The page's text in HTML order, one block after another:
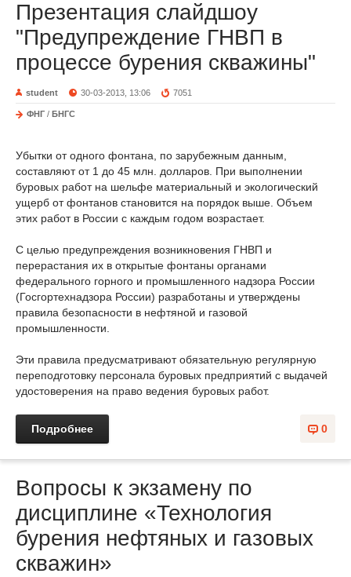
Презентация слайдшоу
"Предупреждение ГНВП в
процессе бурения скважины"
student 30-03-2013, 13:06 7051
ФНГ / БНГС
Убытки от одного фонтана, по зарубежным данным,
составляют от 1 до 45 млн. долларов. При выполнении
буровых работ на шельфе материальный и экологический
ущерб от фонтанов становится на порядок выше. Объем
этих работ в России с каждым годом возрастает.
С целью предупреждения возникновения ГНВП и
перерастания их в открытые фонтаны органами
федерального горного и промышленного надзора России
(Госгортехнадзора России) разработаны и утверждены
правила безопасности в нефтяной и газовой
промышленности.
Эти правила предусматривают обязательную регулярную
переподготовку персонала буровых предприятий с выдачей
удостоверения на право ведения буровых работ.
0
Подробнее
Вопросы к экзамену по
дисциплине «Технология
бурения нефтяных и газовых
скважин»